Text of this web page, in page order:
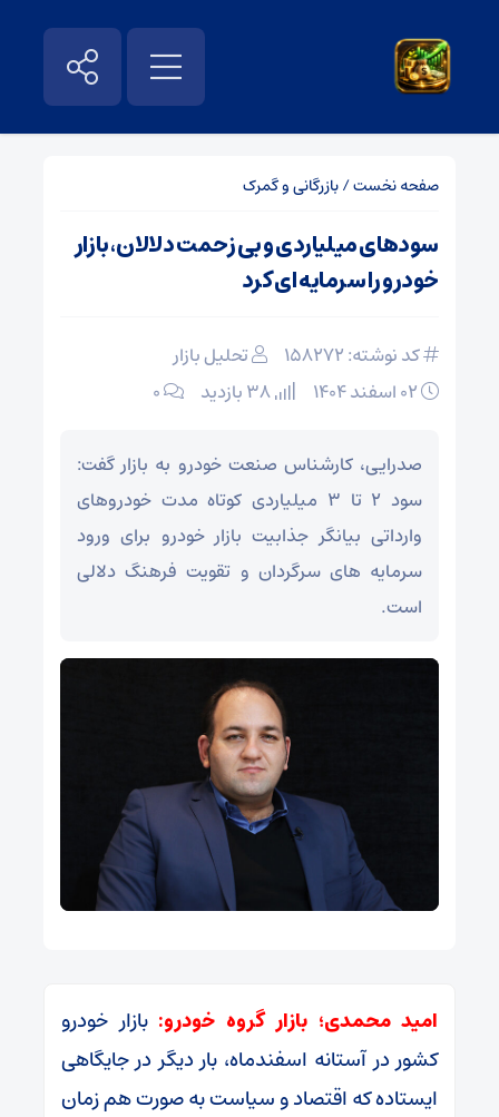
صفحه نخست/بازرگانی و گمرک
سودهای میلیاردی و بی ‌زحمت دلالان، بازار
خودرو را سرمایه ای کرد
کد نوشته: 158272
تحلیل بازار
۰
صدرایی، کارشناس صنعت خودرو به بازار گفت:
سود ۲ تا ۳ میلیاردی کوتاه مدت خودروهای
وارداتی بیانگر جذابیت بازار خودرو برای ورود
سرمایه های سرگردان و تقویت فرهنگ دلالی
است.
امید محمدی؛ بازار گروه خودرو:بازار خودرو
کشور در آستانه اسفندماه، بار دیگر در جایگاهی
ایستاده که اقتصاد و سیاست به ‌صورت هم ‌زمان